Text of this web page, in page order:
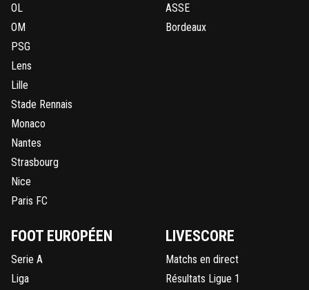
OL
OM
PSG
Lens
Lille
Stade Rennais
Monaco
Nantes
Strasbourg
Nice
Paris FC
ASSE
Bordeaux
FOOT EUROPÉEN
Serie A
Liga
LIVESCORE
Matchs en direct
Résultats Ligue 1